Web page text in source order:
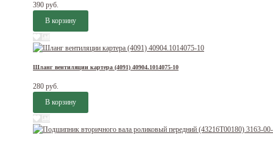
390 руб.
Шланг вентиляции картера (4091) 40904.1014075-10
280 руб.